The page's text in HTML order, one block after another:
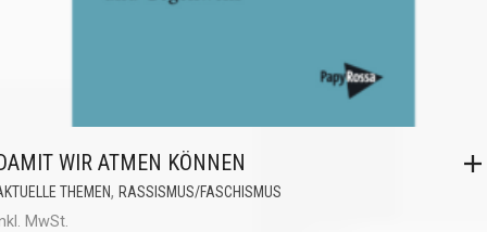
WIR ATMEN KÖNNEN
THEMEN, RASSISMUS/FASCHISMUS
MwSt.